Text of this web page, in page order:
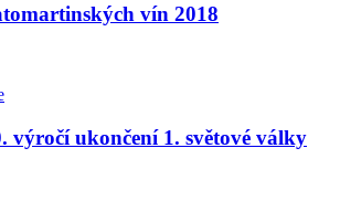
vín 2018
výročí ukončení 1. světové války